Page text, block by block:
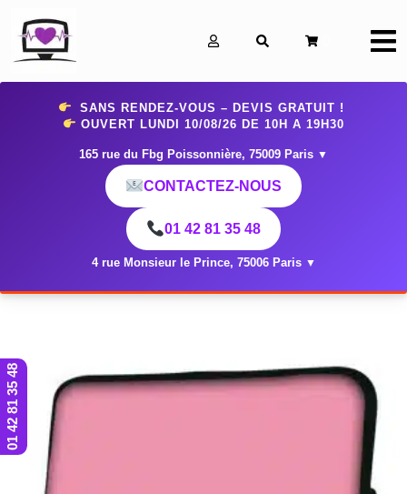
SANS RENDEZ-VOUS – DEVIS GRATUIT !
OUVERT LUNDI 10/08/26 DE 10H A 19H30
165 rue du Fbg Poissonnière, 75009 Paris ▼
CONTACTEZ-NOUS
01 42 81 35 48
4 rue Monsieur le Prince, 75006 Paris ▼
01 42 81 35 48